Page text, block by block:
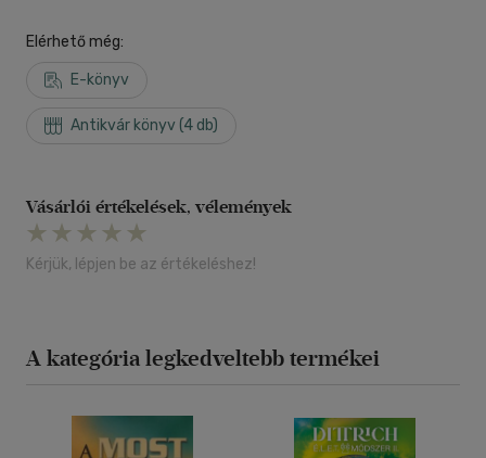
Elérhető még:
E-könyv
Antikvár könyv (4 db)
Vásárlói értékelések, vélemények
Kérjük, lépjen be az értékeléshez!
A kategória legkedveltebb termékei